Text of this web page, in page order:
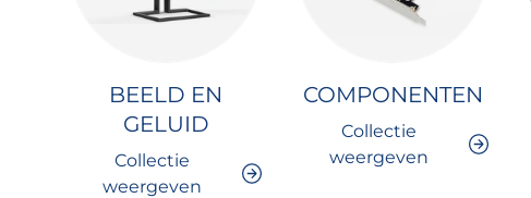
BEELD EN
GELUID
Collectie
weergeven
COMPONENTEN
Collectie
weergeven